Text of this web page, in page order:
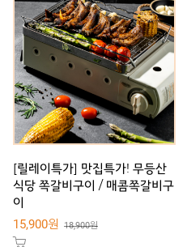
[릴레이특가] 맛집특가! 무등산
식당 쪽갈비구이 / 매콤쪽갈비구
이
15,900원 18,900원